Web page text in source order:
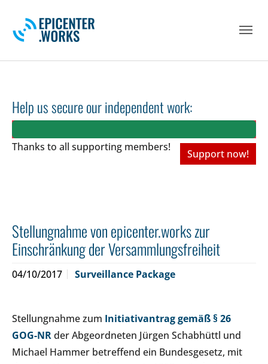
Help us secure our independent work:
Thanks to all supporting members!
Support now!
Stellungnahme von epicenter.works zur
Einschränkung der Versammlungsfreiheit
04/10/2017 Surveillance Package
Stellungnahme zum Initiativantrag gemäß § 26
GOG-NRder Abgeordneten Jürgen Schabhüttl und
Michael Hammer betreffend ein Bundesgesetz, mit